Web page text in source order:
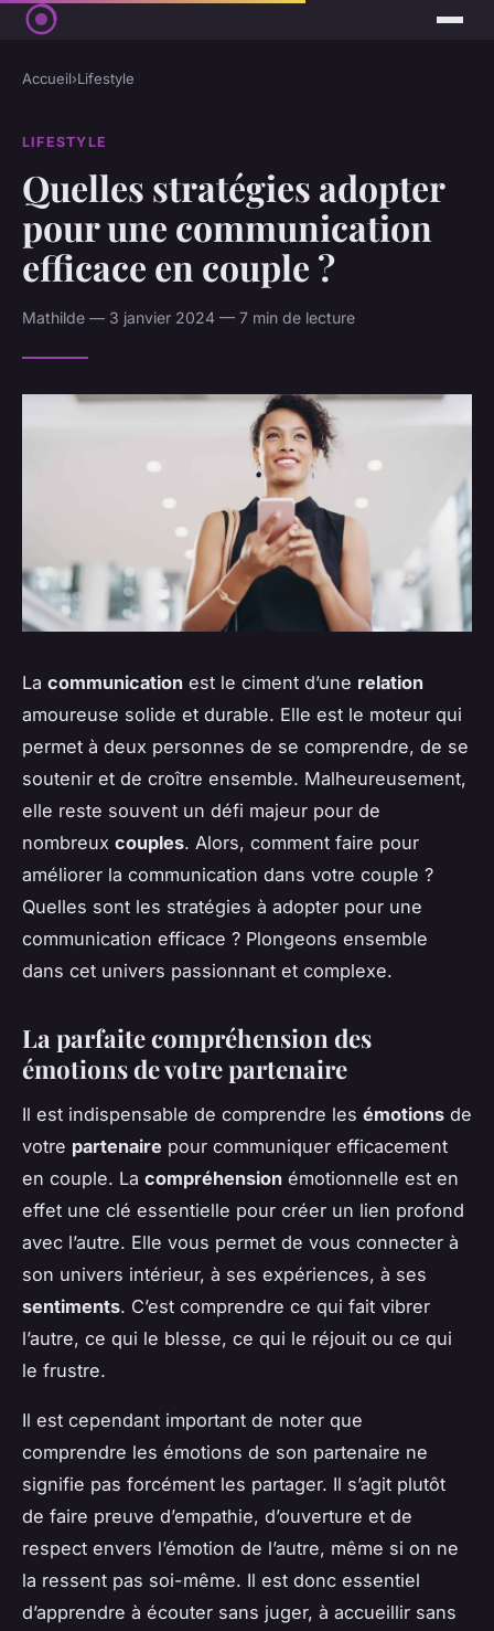
Accueil›Lifestyle
LIFESTYLE
Quelles stratégies adopter
pour une communication
efficace en couple ?
Mathilde — 3 janvier 2024 — 7 min de lecture
La communication est le ciment d’une relation
amoureuse solide et durable. Elle est le moteur qui
permet à deux personnes de se comprendre, de se
soutenir et de croître ensemble. Malheureusement,
elle reste souvent un défi majeur pour de
nombreux couples. Alors, comment faire pour
améliorer la communication dans votre couple ?
Quelles sont les stratégies à adopter pour une
communication efficace ? Plongeons ensemble
dans cet univers passionnant et complexe.
La parfaite compréhension des
émotions de votre partenaire
Il est indispensable de comprendre les émotions de
votre partenaire pour communiquer efficacement
en couple. La compréhension émotionnelle est en
effet une clé essentielle pour créer un lien profond
avec l’autre. Elle vous permet de vous connecter à
son univers intérieur, à ses expériences, à ses
sentiments. C’est comprendre ce qui fait vibrer
l’autre, ce qui le blesse, ce qui le réjouit ou ce qui
le frustre.
Il est cependant important de noter que
comprendre les émotions de son partenaire ne
signifie pas forcément les partager. Il s’agit plutôt
de faire preuve d’empathie, d’ouverture et de
respect envers l’émotion de l’autre, même si on ne
la ressent pas soi-même. Il est donc essentiel
d’apprendre à écouter sans juger, à accueillir sans